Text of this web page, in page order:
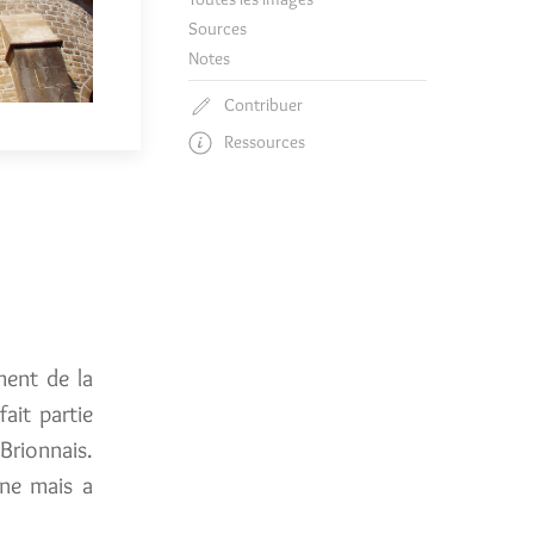
de la
partie
mais a
Sources
Notes
Contribuer
Ressources